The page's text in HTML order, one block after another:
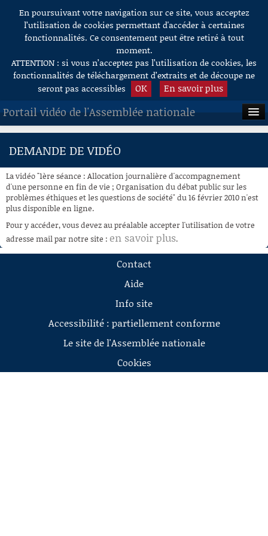
Aller au contenu
En poursuivant votre navigation sur ce site, vous acceptez
l’utilisation de cookies permettant d'accéder à certaines
fonctionnalités. Ce consentement peut être retiré à tout
moment.
ATTENTION : si vous n’acceptez pas l’utilisation de cookies, les
fonctionnalités de téléchargement d’extraits et de découpe ne
seront pas accessibles
OK En savoir plus
Portail vidéo de l'Assemblée nationale
ACCUEIL
À LA DEMANDE
RECHERCHE
AIDE À LA DÉCOUPE
DE VIDÉOS
DEMANDE DE VIDÉO
La vidéo "1ère séance : Allocation journalière d'accompagnement
d'une personne en fin de vie ; Organisation du débat public sur les
problèmes éthiques et les questions de société" du 16 février 2010 n'est
plus disponible en ligne.
Pour y accéder, vous devez au préalable accepter l'utilisation de votre
adresse mail par notre site : en savoir plus.
Contact
Aide
Info site
Accessibilité : partiellement conforme
Le site de l'Assemblée nationale
Cookies